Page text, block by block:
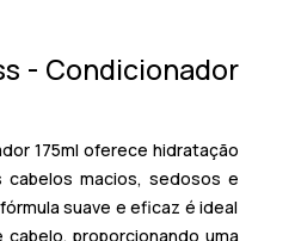
- Condicionador
175ml oferece hidratação
cabelos macios, sedosos e
suave e eficaz é ideal
proporcionando uma